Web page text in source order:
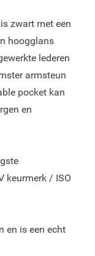
zwart met een
hoogglans
lederen
armsteun
pocket kan
en
keurmerk / ISO
en is een echt